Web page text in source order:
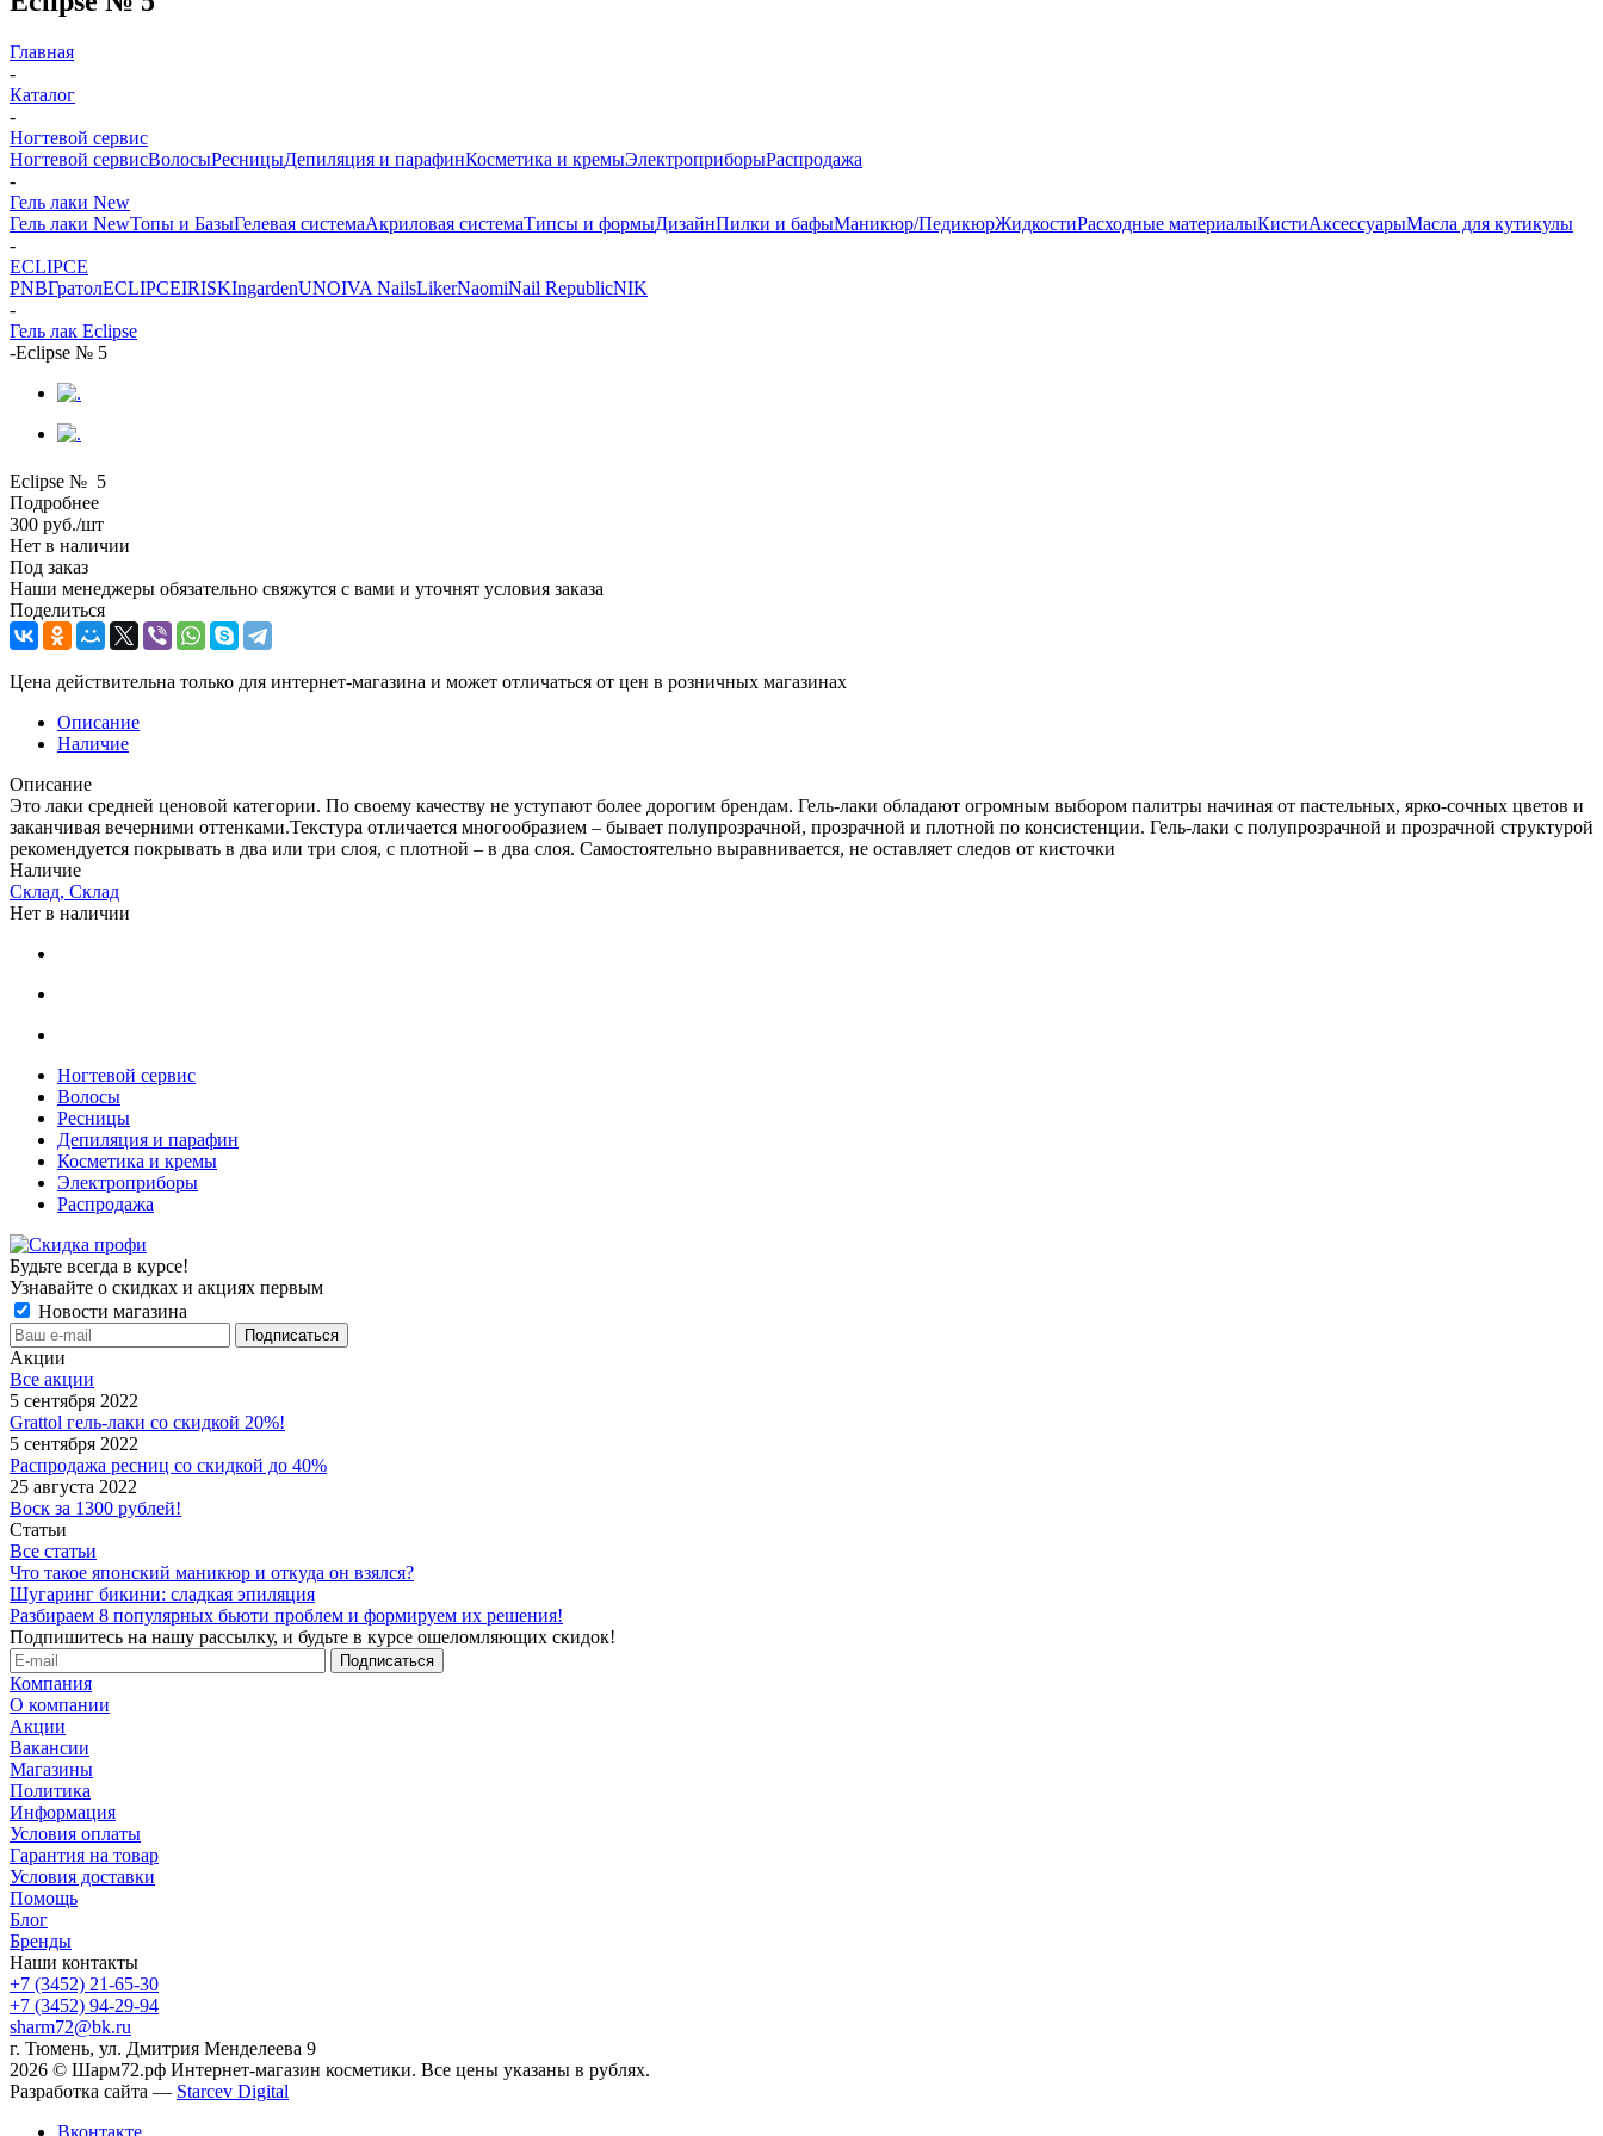
Главная
-
Каталог
-
Ногтевой сервис
Ногтевой сервисВолосыРесницыДепиляция и парафинКосметика и кремыЭлектроприборыРаспродажа
-
Гель лаки New
Гель лаки NewТопы и БазыГелевая системаАкриловая системаТипсы и формыДизайнПилки и бафыМаникюр/ПедикюрЖидкостиРасходные материалыКистиАксессуарыМасла для кутикулы
-
ECLIPCE
PNBГратолECLIPCEIRISKIngardenUNOIVA NailsLikerNaomiNail RepublicNIK
-
Гель лак Eclipse
-Eclipse № 5
Eclipse № 5
Подробнее
300 руб./шт
Нет в наличии
Под заказ
Наши менеджеры обязательно свяжутся с вами и уточнят условия заказа
Поделиться
Цена действительна только для интернет-магазина и может отличаться от цен в розничных магазинах
Описание
Наличие
Описание
Это лаки средней ценовой категории. По своему качеству не уступают более дорогим брендам. Гель-лаки обладают огромным выбором палитры начиная от пастельных, ярко-сочных цветов и
заканчивая вечерними оттенками.Текстура отличается многообразием – бывает полупрозрачной, прозрачной и плотной по консистенции. Гель-лаки с полупрозрачной и прозрачной структурой
рекомендуется покрывать в два или три слоя, с плотной – в два слоя. Самостоятельно выравнивается, не оставляет следов от кисточки
Наличие
Склад, Склад
Нет в наличии
Ногтевой сервис
Волосы
Ресницы
Депиляция и парафин
Косметика и кремы
Электроприборы
Распродажа
Будьте всегда в курсе!
Узнавайте о скидках и акциях первым
Новости магазина
Акции
Все акции
5 сентября 2022
Grattol гель-лаки со скидкой 20%!
5 сентября 2022
Распродажа ресниц со скидкой до 40%
25 августа 2022
Воск за 1300 рублей!
Статьи
Все статьи
Что такое японский маникюр и откуда он взялся?
Шугаринг бикини: сладкая эпиляция
Разбираем 8 популярных бьюти проблем и формируем их решения!
Подпишитесь на нашу рассылку, и будьте в курсе ошеломляющих скидок!
Компания
О компании
Акции
Вакансии
Магазины
Политика
Информация
Условия оплаты
Гарантия на товар
Условия доставки
Помощь
Блог
Бренды
Наши контакты
+7 (3452) 21-65-30
+7 (3452) 94-29-94
sharm72@bk.ru
г. Тюмень, ул. Дмитрия Менделеева 9
2026 © Шарм72.рф Интернет-магазин косметики. Все цены указаны в рублях.
Разработка сайта — Starcev Digital
Вконтакте